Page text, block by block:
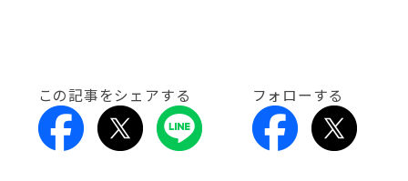
この記事をシェアする フォローする